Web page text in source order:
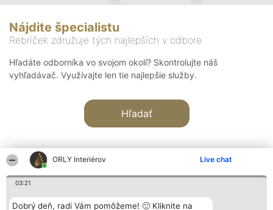
ORLY Interiérov Live chat
03:21
Dobrý deň, radi Vám pomôžeme! 🙂 Kliknite na
Nájdite špecialistu
Rebríček združuje tých najlepších v odbore
Hľadáte odborníka vo svojom okolí? Skontrolujte náš
vyhľadávač. Využívajte len tie najlepšie služby.
Hľadať
Organizátor hodnotenia Hodnotenie Kontakt